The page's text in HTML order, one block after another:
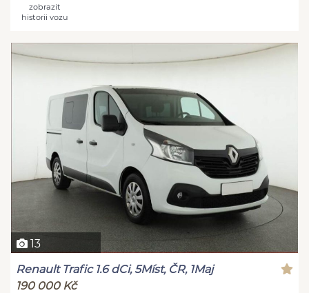
zobrazit
historii vozu
13
Renault Trafic 1.6 dCi, 5Míst, ČR, 1Maj
190 000 Kč